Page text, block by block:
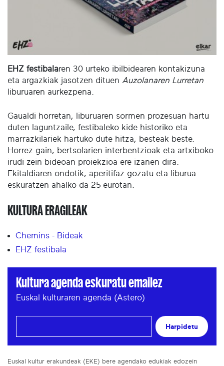
EHZ festibalaren 30 urteko ibilbidearen kontakizuna
eta argazkiak jasotzen dituen Auzolanaren Lurretan
liburuaren aurkezpena.
Gaualdi horretan, liburuaren sormen prozesuan hartu
duten laguntzaile, festibaleko kide historiko eta
marrazkilariek hartuko dute hitza, besteak beste.
Horrez gain, bertsolarien interbentzioak eta artxiboko
irudi zein bideoan proiekzioa ere izanen dira.
Ekitaldiaren ondotik, aperitifaz gozatu eta liburua
eskuratzen ahalko da 25 eurotan.
KULTURA ERAGILEAK
Chemins - Bideak
EHZ festibala
Kultura agenda eskuratu emailez
Euskal kulturaren agenda (Astero)
Harpidetu
Euskal kultur erakundeak (EKE) bere agendako edukiak edozein